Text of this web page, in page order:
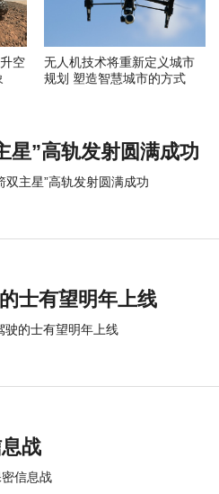
空
无人机技术将重新定义城市
规划 塑造智慧城市的方式
星”高轨发射圆满成功
双主星”高轨发射圆满成功
士有望明年上线
驶的士有望明年上线
战
信息战